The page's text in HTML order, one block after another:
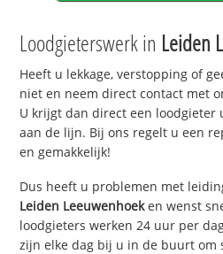
Loodgieterswerk in Leiden
Heeft u lekkage, verstopping of
niet en neem direct contact met
U krijgt dan direct een loodgieter
aan de lijn. Bij ons regelt u een
en gemakkelijk!
Dus heeft u problemen met
Leiden Leeuwenhoeken wenst
loodgieters werken 24 uur per
zijn elke dag bij u in de buurt om